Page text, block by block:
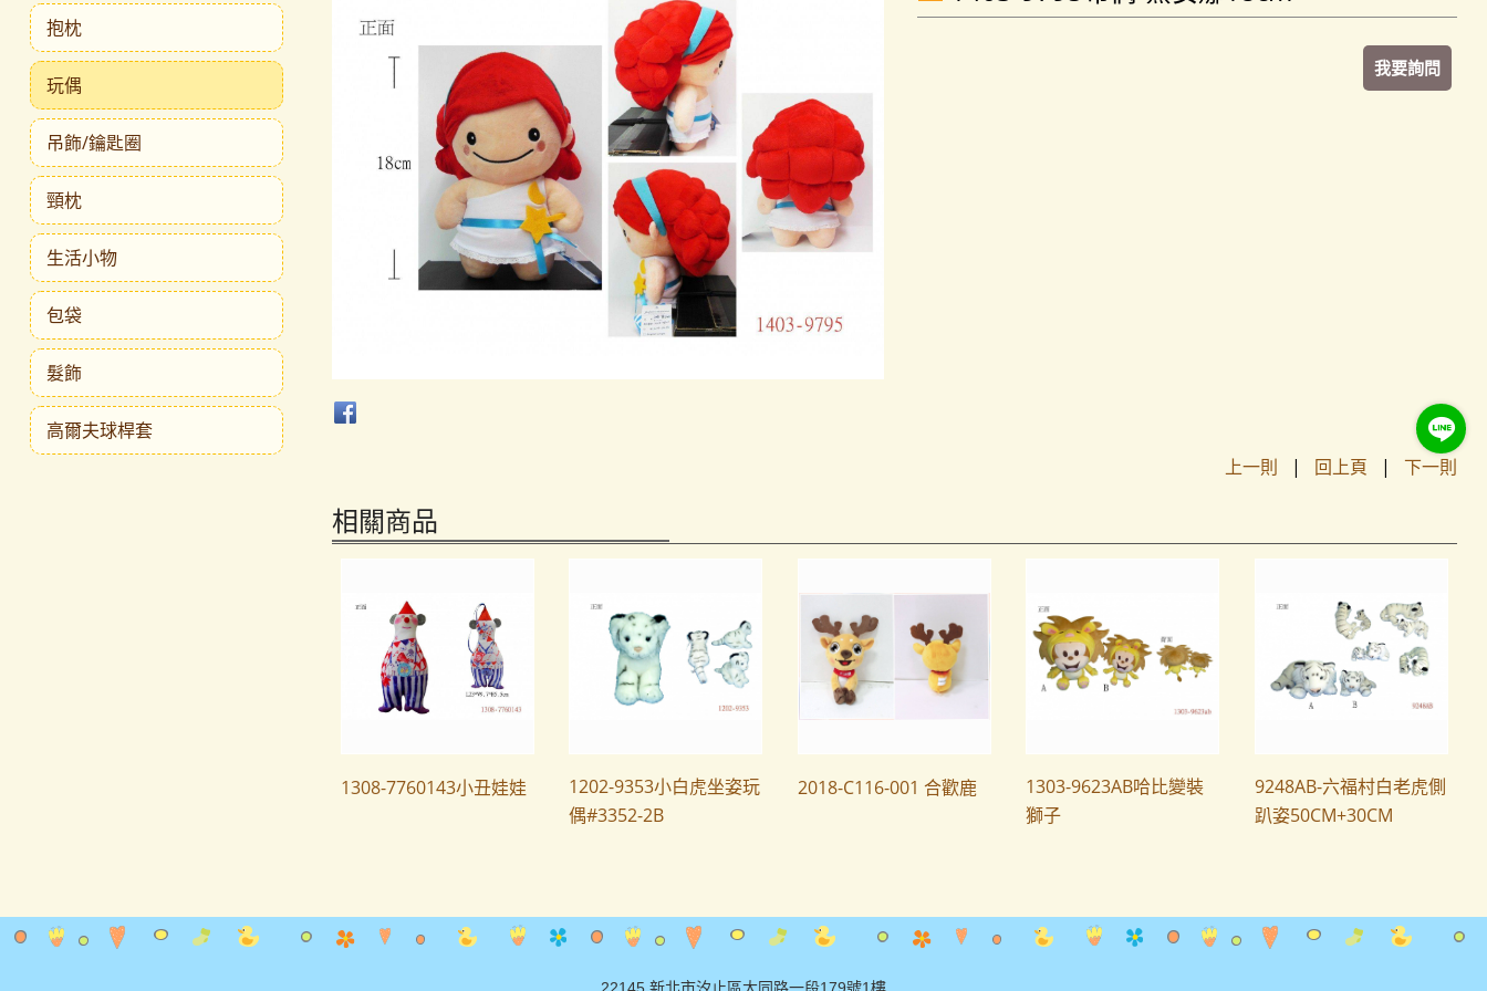
抱枕
玩偶
吊飾/鑰匙圈
頸枕
生活小物
包袋
髮飾
高爾夫球桿套
我要詢問
上一則 | 回上頁 |下一則
相關商品
1308-7760143小丑娃娃
1202-9353小白虎坐姿玩
偶#3352-2B
2018-C116-001 合歡鹿
1303-9623AB哈比變裝
獅子
9248AB-六福村白老虎側
趴姿50CM+30CM
22145 新北市汐止區大同路一段179號1樓